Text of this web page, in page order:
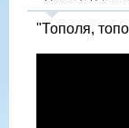
"Тополя,